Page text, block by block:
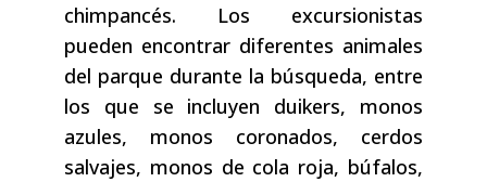
chimpancés. Los excursionistas
pueden encontrar diferentes animales
del parque durante la búsqueda, entre
los que se incluyen duikers, monos
azules, monos coronados, cerdos
salvajes, monos de cola roja, búfalos,